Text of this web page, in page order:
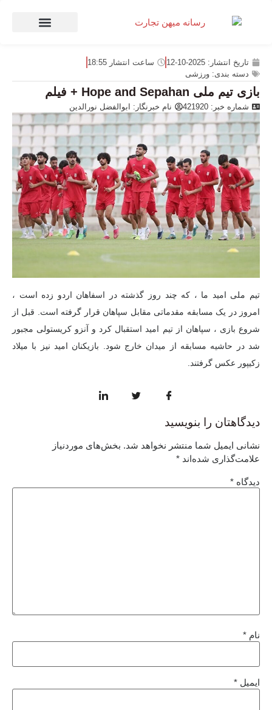
تاریخ انتشار: 2025-10-12 ساعت انتشار 18:55
دسته بندی: ورزشی
بازی تیم ملی Hope and Sepahan + فیلم
شماره خبر: 421920 نام خبرنگار: ابوالفضل نورالدین
تیم ملی امید ما ، که چند روز گذشته در اسفاهان اردو زده است ،
امروز در یک مسابقه مقدماتی مقابل سپاهان قرار گرفته است. قبل از
شروع بازی ، سپاهان از تیم امید استقبال کرد و آنزو کریستولی مجبور
شد در حاشیه مسابقه از میدان خارج شود. بازیکنان امید نیز با میلاد
زکیپور عکس گرفتند.
دیدگاهتان را بنویسید
نشانی ایمیل شما منتشر نخواهد شد. بخش‌های موردنیاز
علامت‌گذاری شده‌اند *
دیدگاه *
نام *
ایمیل *